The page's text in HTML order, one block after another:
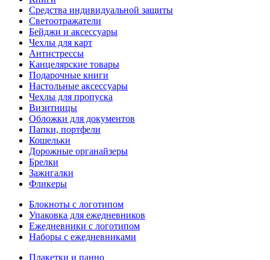
Средства индивидуальной защиты
Светоотражатели
Бейджи и аксессуары
Чехлы для карт
Антистрессы
Канцелярские товары
Подарочные книги
Настольные аксессуары
Чехлы для пропуска
Визитницы
Обложки для документов
Папки, портфели
Кошельки
Дорожные органайзеры
Брелки
Зажигалки
Фликеры
Блокноты с логотипом
Упаковка для ежедневников
Ежедневники с логотипом
Наборы с ежедневниками
Плакетки и панно